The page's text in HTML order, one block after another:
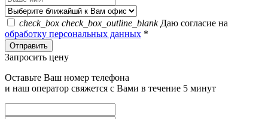
check_box check_box_outline_blankДаю согласие на
обработку персональных данных *
Запросить цену
Оставьте Ваш номер телефона
и наш оператор свяжется с Вами в течение 5 минут